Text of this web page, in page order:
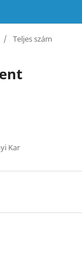
/ Teljes szám
Kar